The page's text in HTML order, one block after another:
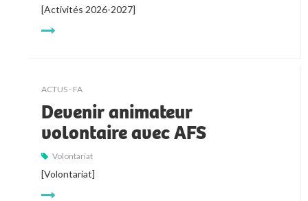
[Activités 2026-2027]
ACTUS - FA
Devenir animateur
volontaire avec AFS
Volontariat
[Volontariat]